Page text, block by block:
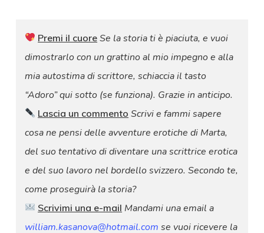
Premi il cuore Se la storia ti è piaciuta, e vuoi
dimostrarlo con un grattino al mio impegno e alla
mia autostima di scrittore, schiaccia il tasto
“Adoro” qui sotto (se funziona). Grazie in anticipo.
Lascia un commento Scrivi e fammi sapere
cosa ne pensi delle avventure erotiche di Marta,
del suo tentativo di diventare una scrittrice erotica
e del suo lavoro nel bordello svizzero. Secondo te,
come proseguirà la storia?
Scrivimi una e-mail Mandami una email a
william.kasanova@hotmail.com se vuoi ricevere la